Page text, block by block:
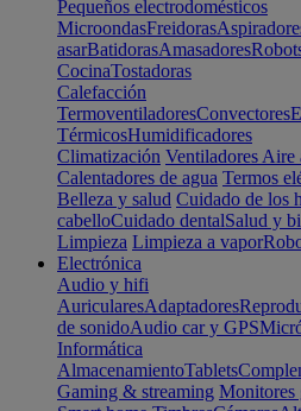
Pequeños electrodomésticos
MicroondasFreidoras
asarBatidorasAmasadores
CocinaTostadoras
Calefacción
TermoventiladoresConvectores
TérmicosHumidificadores
Climatización Ventiladores Aire
Calentadores de agua Termos
Belleza y salud Cuidado de los
cabelloCuidado dentalSalud y
Limpieza Limpieza a vapor
Electrónica
Audio y hifi
AuricularesAdaptadores
de sonidoAudio car y GPS
Informática
AlmacenamientoTablets
Gaming & streaming Monitores